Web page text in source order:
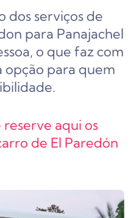
dos serviços de
para Panajachel
o que faz com
opção para quem
reserve aqui os
de El Paredón